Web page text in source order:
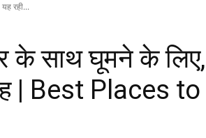
रही...
के साथ घूमने के
| Best Places